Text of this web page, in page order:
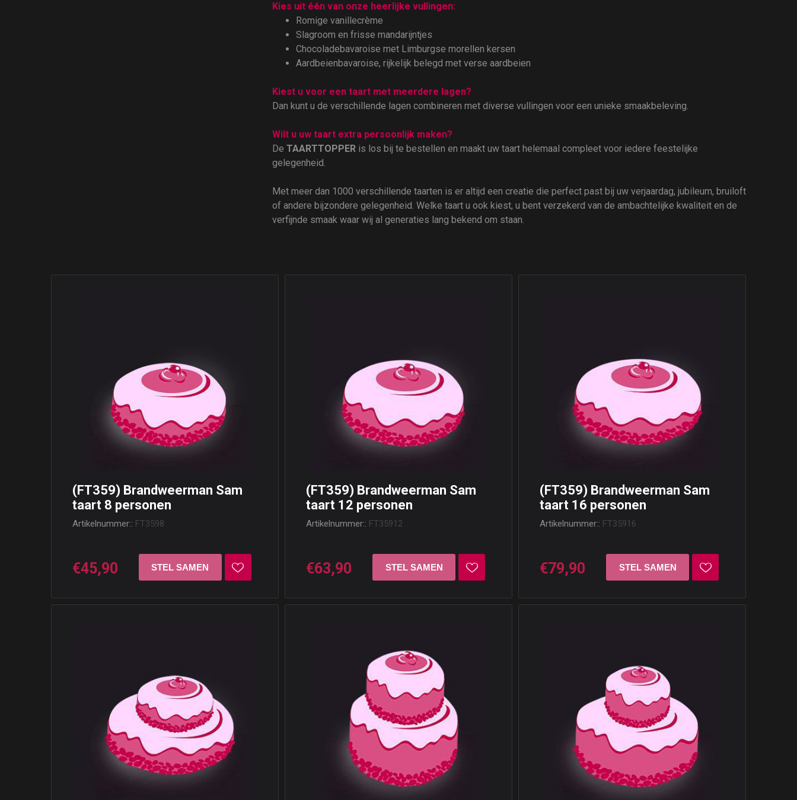
Kies uit één van onze heerlijke vullingen:
Romige vanillecrème
Slagroom en frisse mandarijntjes
Chocoladebavaroise met Limburgse morellen kersen
Aardbeienbavaroise, rijkelijk belegd met verse aardbeien
Kiest u voor een taart met meerdere lagen?
Dan kunt u de verschillende lagen combineren met diverse vullingen voor een unieke smaakbeleving.
Wilt u uw taart extra persoonlijk maken?
DeTAARTTOPPER is los bij te bestellen en maakt uw taart helemaal compleet voor iedere feestelijke
gelegenheid.
Met meer dan 1000 verschillende taarten is er altijd een creatie die perfect past bij uw verjaardag, jubileum, bruiloft
of andere bijzondere gelegenheid. Welke taart u ook kiest, u bent verzekerd van de ambachtelijke kwaliteit en de
verfijnde smaak waar wij al generaties lang bekend om staan.
(FT359) Brandweerman Sam
taart 8 personen
Artikelnummer:: FT3598
€45,90
(FT359) Brandweerman Sam
taart 12 personen
Artikelnummer:: FT35912
€63,90
(FT359) Brandweerman Sam
taart 16 personen
Artikelnummer:: FT35916
€79,90